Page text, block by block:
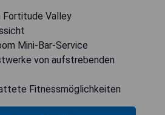
Fortitude Valley
Mini-Bar-Service
von aufstrebenden
Fitnessmöglichkeiten